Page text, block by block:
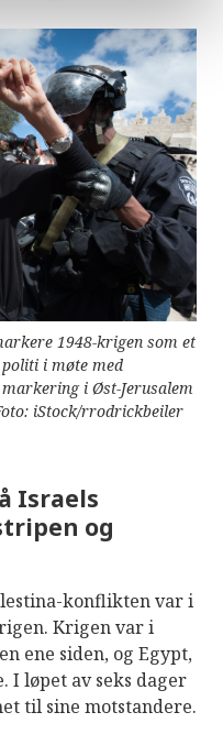
1948-krigen som et
i møte med
i Øst-Jerusalem
iStock/rrodrickbeiler
Israels
og
konflikten var i
Krigen var i
ene siden, og Egypt,
I løpet av seks dager
til sine motstandere.